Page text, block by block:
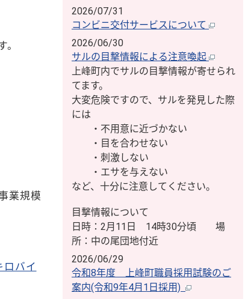
業規模
ロバイ
2026/07/31
コンビニ交付サービスについて
2026/06/30
サルの目撃情報による注意喚起
上峰町内でサルの目撃情報が寄せられ
てます。
大変危険ですので、サルを発見した際
には
・不用意に近づかない
・目を合わせない
・刺激しない
・エサを与えない
など、十分に注意してください。
目撃情報について
日時：2月11日 14時30分頃 場
所：中の尾団地付近
2026/06/29
令和8年度 上峰町職員採用試験のご
案内(令和9年4月1日採用)